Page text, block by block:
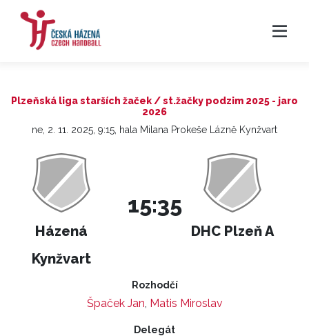
Plzeňská liga starších žaček / st.žačky podzim 2025 - jaro
2026
ne, 2. 11. 2025, 9:15, hala Milana Prokeše Lázně Kynžvart
Házená
Kynžvart
15:35
DHC Plzeň A
Rozhodčí
Špaček Jan, Matis Miroslav
Delegát